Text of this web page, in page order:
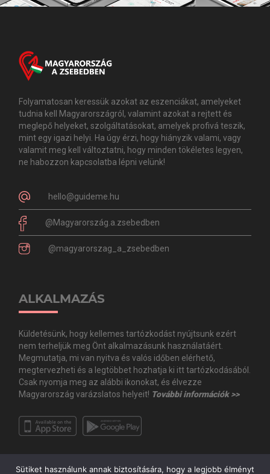
Folyamatosan keressük azokat az eszenciákat, amelyeket
tudnia kell Magyarországról, valamint azokat a rejtett és
meglepő helyeket, szolgáltatásokat, amelyek profivá teszik,
mint egy igazi helyi. Ha úgy érzi, hogy hiányzik valami, vagy
valamit meg kell változtatni, hogy minden tökéletes legyen,
ne habozzon kapcsolatba lépni velünk!
hello@guideme.hu
@Magyarország.a.zsebedben
@magyarorszag_a_zsebedben
ALKALMAZÁS
Küldetésünk, hogy kellemes tartózkodást nyújtsunk ezért
nem terheljük meg Önt alkalmazásunk használatáért.
Megmutatja, mi van nyitva és valós időben elérhető,
megtervezheti és a legtöbbet hozhatja ki itt tartózkodásából.
Csak nyomja meg az alábbi ikonokat, és élvezze
Magyarország varázslatos helyeit! További információk >>
Sütiket használunk annak biztosítására, hogy a legjobb élményt